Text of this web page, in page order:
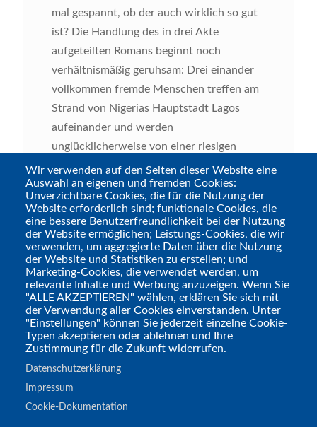
mal gespannt, ob der auch wirklich so gut
ist? Die Handlung des in drei Akte
aufgeteilten Romans beginnt noch
verhältnismäßig geruhsam: Drei einander
vollkommen fremde Menschen treffen am
Strand von Nigerias Hauptstadt Lagos
aufeinander und werden
unglücklicherweise von einer riesigen
Welle ins Meer gezogen. Diese drei
Unglücklichen sind die mit einer Ehekrise
kämpfende Meeresbiologin Adaora, der
ungehorsame Soldat Agu und der
ghanaische Rapper Anthony Dey Craze.
Zum Zeitpunkt, als sie im Meer versinken,
wissen sie noch nicht, dass sie eine
Schicksalsgemeinschaft bilden werden,
welche die Zukunft Nigerias und auch der
gesamten Menschheit bestimmen wird...
Tags
Literatur
Wir verwenden auf den Seiten dieser Website eine
Auswahl an eigenen und fremden Cookies:
Unverzichtbare Cookies, die für die Nutzung der
Website erforderlich sind; funktionale Cookies, die
eine bessere Benutzerfreundlichkeit bei der Nutzung
der Website ermöglichen; Leistungs-Cookies, die wir
verwenden, um aggregierte Daten über die Nutzung
der Website und Statistiken zu erstellen; und
Marketing-Cookies, die verwendet werden, um
relevante Inhalte und Werbung anzuzeigen. Wenn Sie
"ALLE AKZEPTIEREN" wählen, erklären Sie sich mit
der Verwendung aller Cookies einverstanden. Unter
"Einstellungen" können Sie jederzeit einzelne Cookie-
Typen akzeptieren oder ablehnen und Ihre
Zustimmung für die Zukunft widerrufen.
Datenschutzerklärung
Impressum
Cookie-Dokumentation